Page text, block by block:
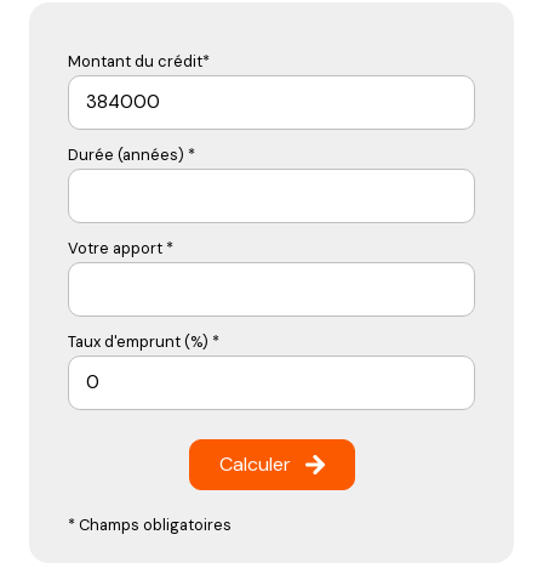
Montant du crédit*
Durée (années) *
Votre apport *
Taux d'emprunt (%) *
Calculer
* Champs obligatoires